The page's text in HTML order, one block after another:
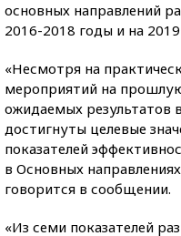
основных направлений
2016-2018 годы и на
«Несмотря на
мероприятий на
ожидаемых результатов
достигнуты целевые
показателей
в Основных
говорится в сообщении.
«Из семи показателей